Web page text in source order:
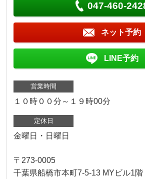
047-460-
ネット予約
LINE予約
営業時間
１０時００分～１９時00分
定休日
金曜日・日曜日
〒273-0005
千葉県船橋市本町7-5-13 MYビル1階